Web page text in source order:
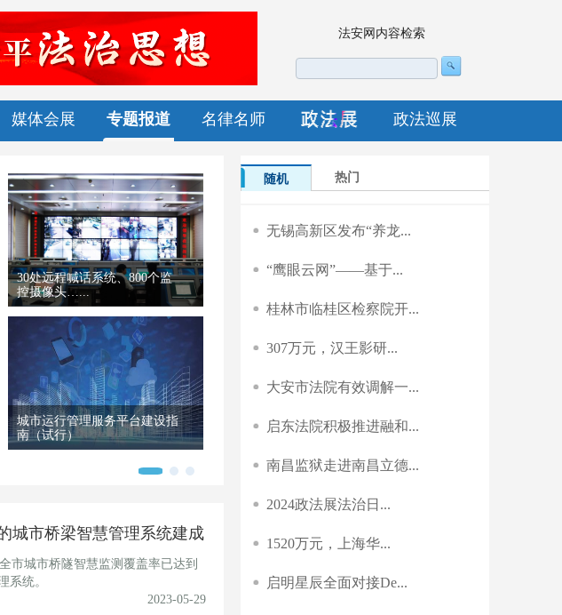
法安网内容检索
媒体会展 专题报道 名律名师 政法巡展
基层综合执法改革的北京模式
——城管执...
武侯区城管数据分析系统案例 覆盖率已达90%！全国规模最大的城市桥
城市桥梁智慧管理系统建成
市城市桥隧智慧监测覆盖率已达到
系统。
2023-05-29
随机 热门
无锡高新区发布“养龙...
“鹰眼云网”——基于...
桂林市临桂区检察院开...
307万元，汉王影研...
大安市法院有效调解一...
启东法院积极推进融和...
南昌监狱走进南昌立德...
2024政法展法治日...
1520万元，上海华...
启明星辰全面对接De...